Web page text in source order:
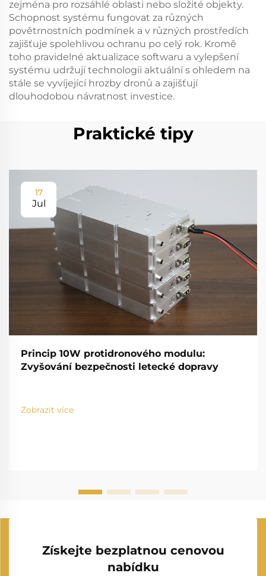
zejména pro rozsáhlé oblasti nebo složité objekty.
Schopnost systému fungovat za různých
povětrnostních podmínek a v různých prostředích
zajišťuje spolehlivou ochranu po celý rok. Kromě
toho pravidelné aktualizace softwaru a vylepšení
systému udržují technologii aktuální s ohledem na
stále se vyvíjející hrozby dronů a zajišťují
dlouhodobou návratnost investice.
Praktické tipy
17
Jul
Princip 10W protidronového modulu:
Zvyšování bezpečnosti letecké dopravy
Zobrazit více
Získejte bezplatnou cenovou
nabídku